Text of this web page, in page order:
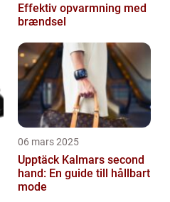
Effektiv opvarmning med
brændsel
06 mars 2025
Upptäck Kalmars second
hand: En guide till hållbart
mode